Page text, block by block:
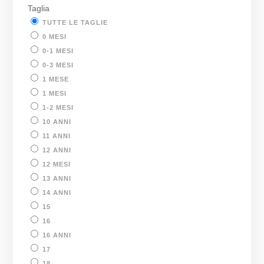
Taglia
TUTTE LE TAGLIE
0 MESI
0-1 MESI
0-3 MESI
1 MESE
1 MESI
1-2 MESI
10 ANNI
11 ANNI
12 ANNI
12 MESI
13 ANNI
14 ANNI
15
16
16 ANNI
17